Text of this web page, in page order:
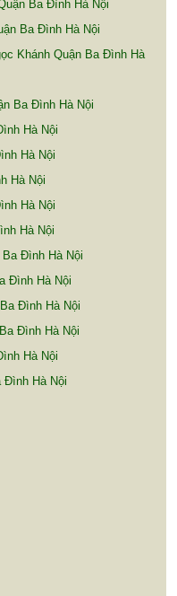
Ba Đình Hà Nội
Ba Đình Hà Nội
Khánh Quận Ba Đình Hà
Ba Đình Hà Nội
Hà Nội
Hà Nội
Hà Nội
Hà Nội
Hà Nội
Đình Hà Nội
Đình Hà Nội
Đình Hà Nội
Đình Hà Nội
Hà Nội
Đình Hà Nội